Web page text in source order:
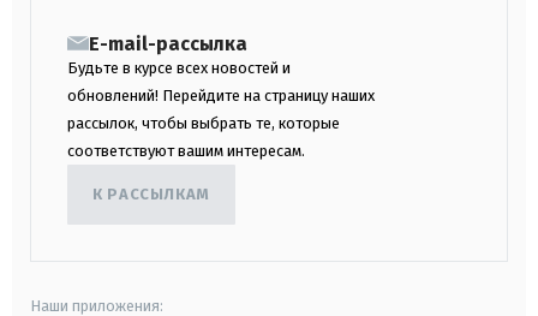
E-mail-рассылка
Будьте в курсе всех новостей и
обновлений! Перейдите на страницу наших
рассылок, чтобы выбрать те, которые
соответствуют вашим интересам.
К РАССЫЛКАМ
Наши приложения: